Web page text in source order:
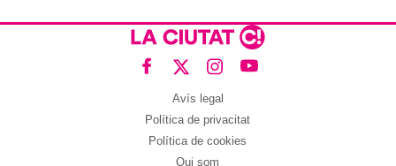
Avís legal
Política de privacitat
Política de cookies
Qui som